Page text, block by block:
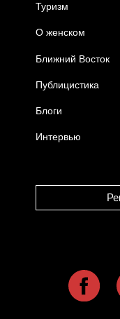
Туризм
О женском
Ближний Восток
Публицистика
Блоги
Интервью